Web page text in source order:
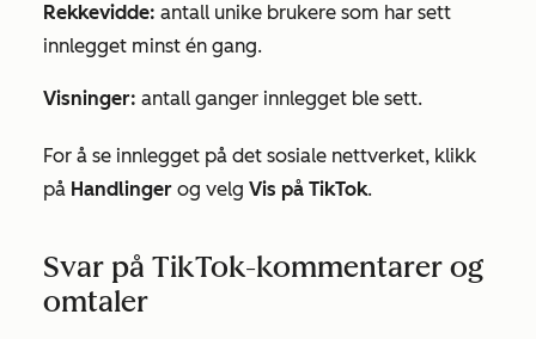
Rekkevidde: antall unike brukere som har sett
innlegget minst én gang.
Visninger: antall ganger innlegget ble sett.
For å se innlegget på det sosiale nettverket, klikk
på Handlinger og velg Vis på TikTok.
Svar på TikTok-kommentarer og
omtaler